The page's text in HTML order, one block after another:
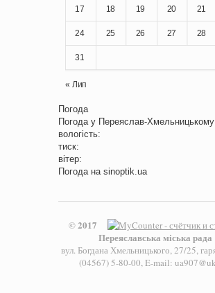
17 18 19 20 21
24 25 26 27 28
31
« Лип
Погода
Погода у Переяслав-Хмельницькому
вологість:
тиск:
вітер:
Погода на sinoptik.ua
© 2017
Переяславська міська рада
вул. Богдана Хмельницького, 27/25,
(04567) 5-80-00, E-mail: